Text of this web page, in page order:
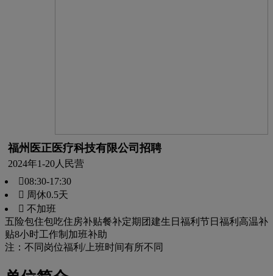
福州医正医疗科技有限公司招聘
2024年1-20人 民营
08:30-17:30
 周休0.5天
 不加班
五险包住包吃住房补贴餐补定期团建生日福利 节日福利 高温补
贴8小时工作制 加班补助
注：不同岗位福利/上班时间有所不同